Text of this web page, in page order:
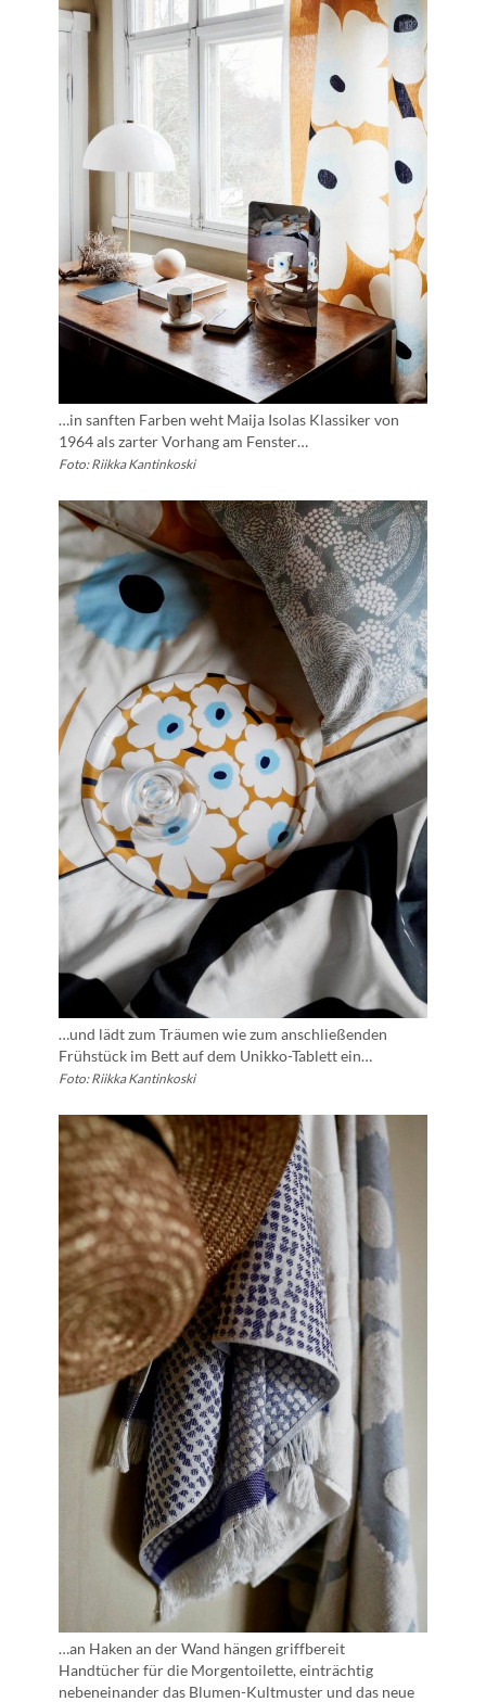
…in sanften Farben weht Maija Isolas Klassiker von
1964 als zarter Vorhang am Fenster…
Foto: Riikka Kantinkoski
…und lädt zum Träumen wie zum anschließenden
Frühstück im Bett auf dem Unikko-Tablett ein…
Foto: Riikka Kantinkoski
…an Haken an der Wand hängen griffbereit
Handtücher für die Morgentoilette, einträchtig
nebeneinander das Blumen-Kultmuster und das neue